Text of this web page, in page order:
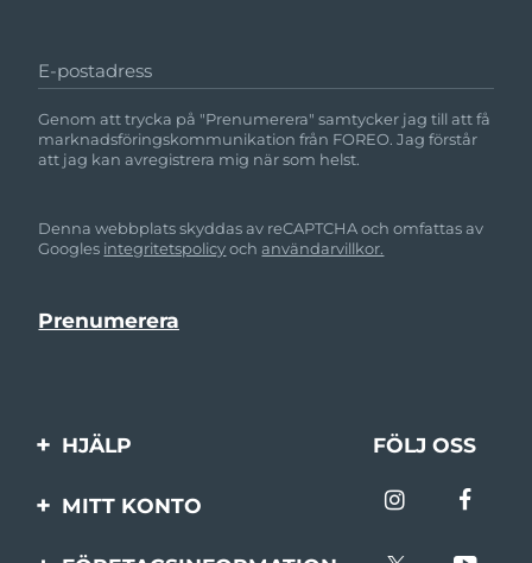
E-postadress
Genom att trycka på "Prenumerera" samtycker jag till att få
marknadsföringskommunikation från FOREO. Jag förstår
att jag kan avregistrera mig när som helst.
Denna webbplats skyddas av reCAPTCHA och omfattas av
Googles integritetspolicyochanvändarvillkor.
HJÄLP
Kontakta oss
FÖLJ OSS
MITT KONTO
Produktregistrering